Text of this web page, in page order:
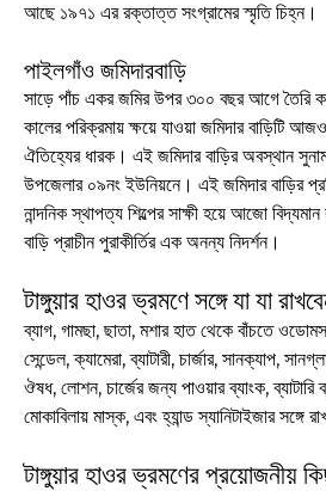
আছে ১৯৭১ এর রক্তাত্ত সংগ্রামের স্মৃতি চিহ্ন।
পাইলগাঁও জমিদারবাড়ি
সাড়ে পাঁচ একর জমির উপর ৩০০ বছর আগে তৈরি
কালের পরিক্রমায় ক্ষয়ে যাওয়া জমিদার বাড়িটি
ঐতিহ্যের ধারক। এই জমিদার বাড়ির অবস্থান
উপজেলার ০৯নং ইউনিয়নে। এই জমিদার বাড়ির
নান্দনিক স্থাপত্য শিল্পের সাক্ষী হয়ে আজো
বাড়ি প্রাচীন পুরাকীর্তির এক অনন্য নিদর্শন।
টাঙ্গুয়ার হাওর ভ্রমণে সঙ্গে যা যা
ব্যাগ, গামছা, ছাতা, মশার হাত থেকে বাঁচতে
সেন্ডেল, ক্যামেরা, ব্যাটারী, চার্জার, সানক্যাপ,
ঔষধ, লোশন, চার্জের জন্য পাওয়ার ব্যাংক,
মোকাবিলায় মাস্ক, এবং হ্যান্ড স্যানিটাইজার সঙ্গে
টাঙ্গুয়ার হাওর ভ্রমণের প্রয়োজনীয়